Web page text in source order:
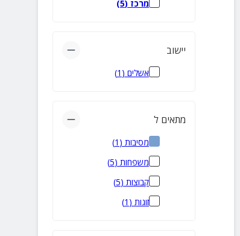
מרכז (
5
)
יישוב
אשלים (
1
)
מתאים ל
מסיבות (
1
)
משפחות (
5
)
קבוצות (
5
)
זוגות (
1
)